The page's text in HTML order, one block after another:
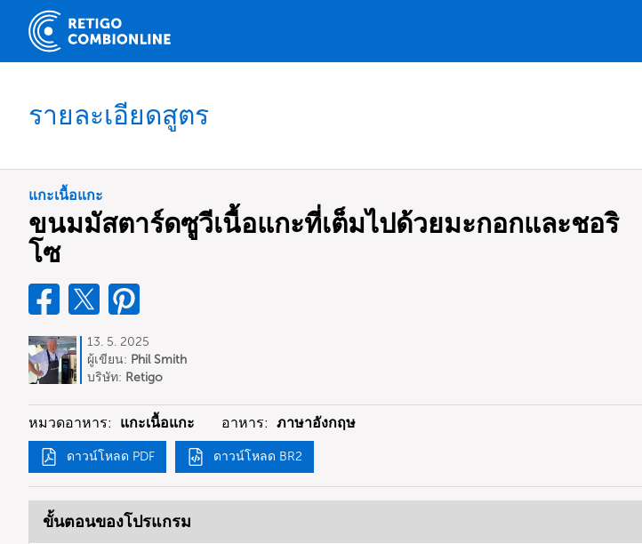
รายละเอียดสูตร
แกะเนื้อแกะ
ขนมมัสตาร์ดซูวีเนื้อแกะที่เต็มไปด้วยมะกอกและชอริ
โซ
13. 5. 2025
ผู้เขียน: Phil Smith
บริษัท: Retigo
หมวดอาหาร: แกะเนื้อแกะ อาหาร: ภาษาอังกฤษ
ดาวน์โหลด PDF ดาวน์โหลด BR2
ขั้นตอนของโปรแกรม